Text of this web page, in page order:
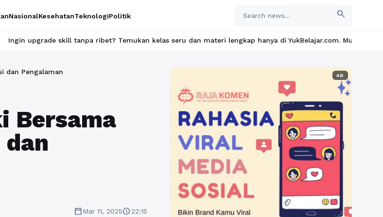
NasionalKesehatanTeknologiPolitik search
skill tanpa ribet? Temukan kelas seru dan materi lengkap hanya di YukBelajar.com. Mulai langkah suksesmu
dan Pengalaman
Bersama
calendar_todayMar 11, 2025schedule22:15
AD